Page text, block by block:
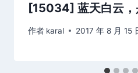
[15034] 蓝天白云，
作者 karal 2017 年 8 月 15